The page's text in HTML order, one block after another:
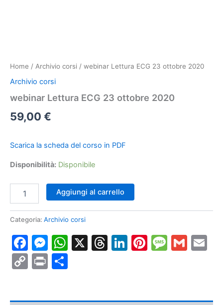
Home / Archivio corsi / webinar Lettura ECG 23 ottobre 2020
Archivio corsi
webinar Lettura ECG 23 ottobre 2020
59,00 €
Scarica la scheda del corso in PDF
Disponibilità: Disponibile
Lettura
23
2020
quantità
Aggiungi al carrello
Categoria: Archivio corsi
Facebook
Messenger
WhatsApp
X Threads
LinkedIn
Pinterest
Copy
Print